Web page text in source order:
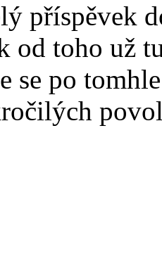
příspěvek
od toho už
se po